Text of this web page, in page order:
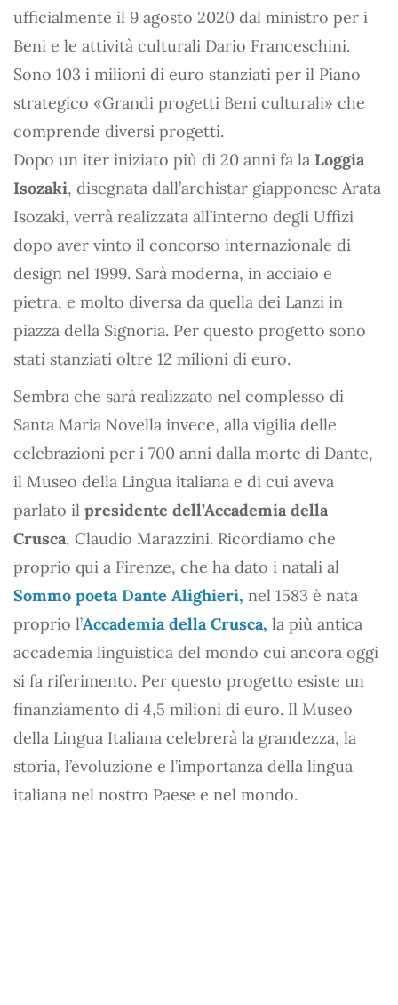
ufficialmente il 9 agosto 2020 dal ministro per i
Beni e le attività culturali Dario Franceschini.
Sono 103 i milioni di euro stanziati per il Piano
strategico «Grandi progetti Beni culturali» che
comprende diversi progetti.
Dopo un iter iniziato più di 20 anni fa la Loggia
Isozaki, disegnata dall’archistar giapponese Arata
Isozaki, verrà realizzata all’interno degli Uffizi
dopo aver vinto il concorso internazionale di
design nel 1999. Sarà moderna, in acciaio e
pietra, e molto diversa da quella dei Lanzi in
piazza della Signoria. Per questo progetto sono
stati stanziati oltre 12 milioni di euro.
Sembra che sarà realizzato nel complesso di
Santa Maria Novella invece, alla vigilia delle
celebrazioni per i 700 anni dalla morte di Dante,
il Museo della Lingua italiana e di cui aveva
parlato il presidente dell’Accademia della
Crusca, Claudio Marazzini. Ricordiamo che
proprio qui a Firenze, che ha dato i natali al
Sommo poeta Dante Alighieri, nel 1583 è nata
proprio l’Accademia della Crusca, la più antica
accademia linguistica del mondo cui ancora oggi
si fa riferimento. Per questo progetto esiste un
finanziamento di 4,5 milioni di euro. Il Museo
della Lingua Italiana celebrerà la grandezza, la
storia, l’evoluzione e l’importanza della lingua
italiana nel nostro Paese e nel mondo.